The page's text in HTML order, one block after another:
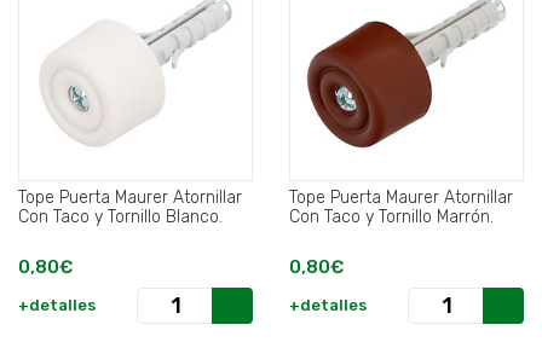
Tope Puerta Maurer Atornillar
Con Taco y Tornillo Blanco.
0,80€
+detalles
Tope Puerta Maurer Atornillar
Con Taco y Tornillo Marrón.
0,80€
+detalles